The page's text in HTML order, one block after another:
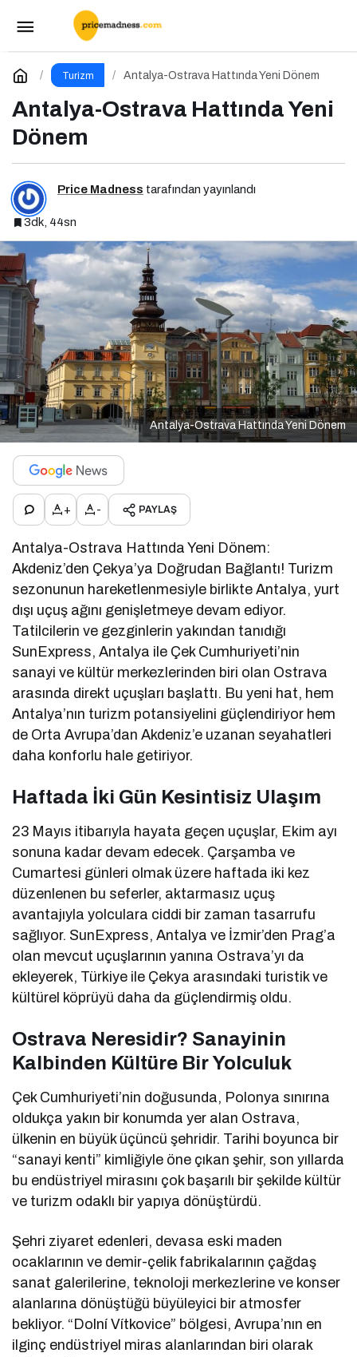
Turizm Antalya-Ostrava Hattında Yeni Dönem
Antalya-Ostrava Hattında Yeni
Dönem
Price Madness tarafından yayınlandı
3dk, 44sn
Antalya-Ostrava Hattında Yeni Dönem
+ - PAYLAŞ
Antalya-Ostrava Hattında Yeni Dönem:
Akdeniz’den Çekya’ya Doğrudan Bağlantı! Turizm
sezonunun hareketlenmesiyle birlikte Antalya, yurt
dışı uçuş ağını genişletmeye devam ediyor.
Tatilcilerin ve gezginlerin yakından tanıdığı
SunExpress, Antalya ile Çek Cumhuriyeti’nin
sanayi ve kültür merkezlerinden biri olan Ostrava
arasında direkt uçuşları başlattı. Bu yeni hat, hem
Antalya’nın turizm potansiyelini güçlendiriyor hem
de Orta Avrupa’dan Akdeniz’e uzanan seyahatleri
daha konforlu hale getiriyor.
Haftada İki Gün Kesintisiz Ulaşım
23 Mayıs itibarıyla hayata geçen uçuşlar, Ekim ayı
sonuna kadar devam edecek. Çarşamba ve
Cumartesi günleri olmak üzere haftada iki kez
düzenlenen bu seferler, aktarmasız uçuş
avantajıyla yolculara ciddi bir zaman tasarrufu
sağlıyor. SunExpress, Antalya ve İzmir’den Prag’a
olan mevcut uçuşlarının yanına Ostrava’yı da
ekleyerek, Türkiye ile Çekya arasındaki turistik ve
kültürel köprüyü daha da güçlendirmiş oldu.
Ostrava Neresidir? Sanayinin
Kalbinden Kültüre Bir Yolculuk
Çek Cumhuriyeti’nin doğusunda, Polonya sınırına
oldukça yakın bir konumda yer alan Ostrava,
ülkenin en büyük üçüncü şehridir. Tarihi boyunca bir
“sanayi kenti” kimliğiyle öne çıkan şehir, son yıllarda
bu endüstriyel mirasını çok başarılı bir şekilde kültür
ve turizm odaklı bir yapıya dönüştürdü.
Şehri ziyaret edenleri, devasa eski maden
ocaklarının ve demir-çelik fabrikalarının çağdaş
sanat galerilerine, teknoloji merkezlerine ve konser
alanlarına dönüştüğü büyüleyici bir atmosfer
bekliyor. “Dolní Vítkovice” bölgesi, Avrupa’nın en
ilginç endüstriyel miras alanlarından biri olarak
Bayram Hareketliliği Avrupa Hayallerini
Tetikledi
Yorum Yap